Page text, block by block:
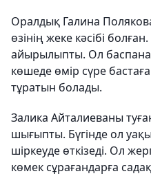
Оралдық Галина
өзінің жеке кәсібі
айырылыпты. Ол
көшеде өмір сүре
тұратын болады.
Залика Айталиеваны
шығыпты. Бүгінде ол
шіркеуде өткізеді. Ол
көмек сұрағандарға